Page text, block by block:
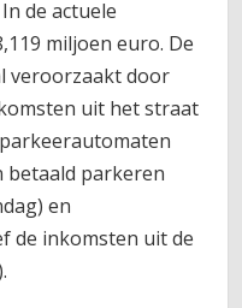
de actuele
miljoen euro. De
veroorzaakt door
uit het straat
betaald parkeren
en
de inkomsten uit de